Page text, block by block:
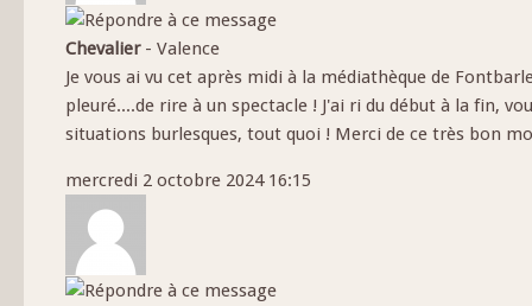
Chevalier- Valence
Je vous ai vu cet après midi à la médiathèque de
pleuré....de rire à un spectacle ! J'ai ri du début à la fin,
situations burlesques, tout quoi ! Merci de ce très bon
mercredi 2 octobre 2024 16:15